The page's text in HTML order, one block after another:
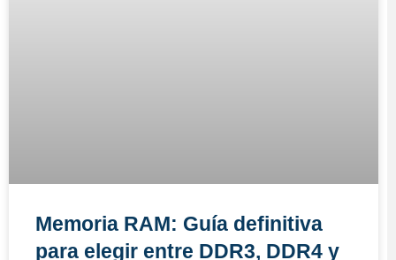
Memoria RAM: Guía definitiva
para elegir entre DDR3, DDR4 y